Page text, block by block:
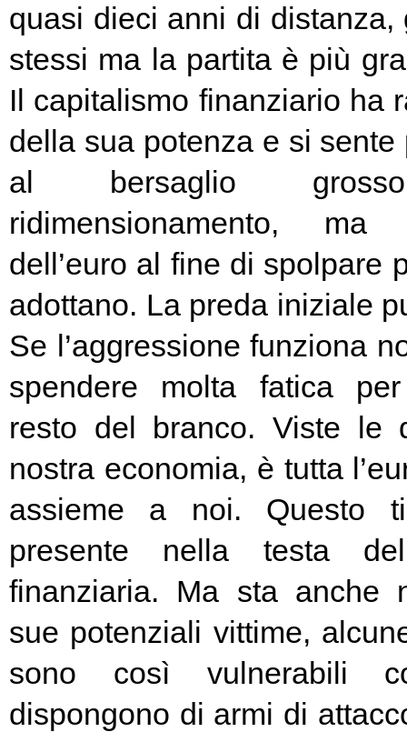
quasi dieci anni di
stessi ma la partita è più
Il capitalismo finanziario ha
della sua potenza e si sente
al bersaglio
ridimensionamento,
dell’euro al fine di spolpare
adottano. La preda iniziale
Se l’aggressione funziona
spendere molta fatica
resto del branco. Viste le
nostra economia, è tutta
assieme a noi. Questo
presente nella testa
finanziaria. Ma sta anche
sue potenziali vittime,
sono così vulnerabili
dispongono di armi di